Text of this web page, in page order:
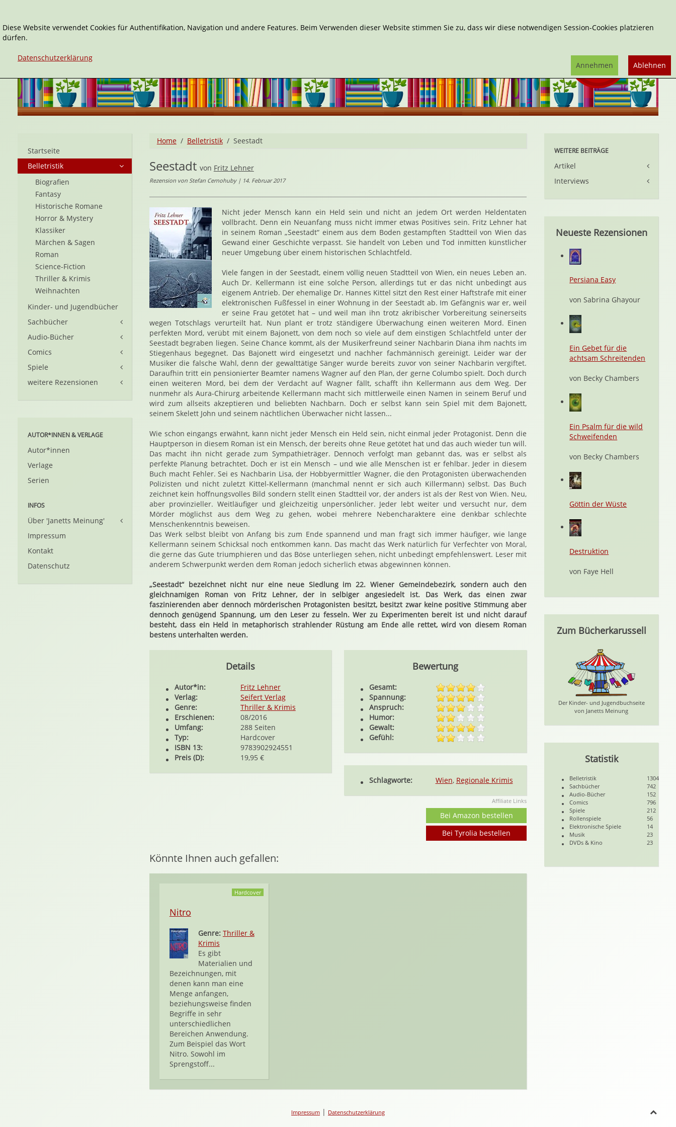
Home Belletristik Seestadt
Seestadt von Fritz Lehner
Rezension von Stefan Cernohuby | 14. Februar 2017
Nicht jeder Mensch kann ein Held sein und nicht an jedem Ort werden Heldentaten
vollbracht. Denn ein Neuanfang muss nicht immer etwas Positives sein. Fritz Lehner hat
in seinem Roman „Seestadt“ einem aus dem Boden gestampften Stadtteil von Wien das
Gewand einer Geschichte verpasst. Sie handelt von Leben und Tod inmitten künstlicher
neuer Umgebung über einem historischen Schlachtfeld.
Viele fangen in der Seestadt, einem völlig neuen Stadtteil von Wien, ein neues Leben an.
Auch Dr. Kellermann ist eine solche Person, allerdings tut er das nicht unbedingt aus
eigenem Antrieb. Der ehemalige Dr. Hannes Kittel sitzt den Rest einer Haftstrafe mit einer
elektronischen Fußfessel in einer Wohnung in der Seestadt ab. Im Gefängnis war er, weil
er seine Frau getötet hat – und weil man ihn trotz akribischer Vorbereitung seinerseits
wegen Totschlags verurteilt hat. Nun plant er trotz ständigere Überwachung einen weiteren Mord. Einen
perfekten Mord, verübt mit einem Bajonett, von dem noch so viele auf dem einstigen Schlachtfeld unter der
Seestadt begraben liegen. Seine Chance kommt, als der Musikerfreund seiner Nachbarin Diana ihm nachts im
Stiegenhaus begegnet. Das Bajonett wird eingesetzt und nachher fachmännisch gereinigt. Leider war der
Musiker die falsche Wahl, denn der gewalttätige Sänger wurde bereits zuvor von seiner Nachbarin vergiftet.
Daraufhin tritt ein pensionierter Beamter namens Wagner auf den Plan, der gerne Columbo spielt. Doch durch
einen weiteren Mord, bei dem der Verdacht auf Wagner fällt, schafft ihn Kellermann aus dem Weg. Der
nunmehr als Aura-Chirurg arbeitende Kellermann macht sich mittlerweile einen Namen in seinem Beruf und
wird zum allseits akzeptieren und beliebten Nachbarn. Doch er selbst kann sein Spiel mit dem Bajonett,
seinem Skelett John und seinem nächtlichen Überwacher nicht lassen...
Wie schon eingangs erwähnt, kann nicht jeder Mensch ein Held sein, nicht einmal jeder Protagonist. Denn die
Hauptperson in diesem Roman ist ein Mensch, der bereits ohne Reue getötet hat und das auch wieder tun will.
Das macht ihn nicht gerade zum Sympathieträger. Dennoch verfolgt man gebannt das, was er selbst als
perfekte Planung betrachtet. Doch er ist ein Mensch – und wie alle Menschen ist er fehlbar. Jeder in diesem
Buch macht Fehler. Sei es Nachbarin Lisa, der Hobbyermittler Wagner, die den Protagonisten überwachenden
Polizisten und nicht zuletzt Kittel-Kellermann (manchmal nennt er sich auch Killermann) selbst. Das Buch
zeichnet kein hoffnungsvolles Bild sondern stellt einen Stadtteil vor, der anders ist als der Rest von Wien. Neu,
aber provinzieller. Weitläufiger und gleichzeitig unpersönlicher. Jeder lebt weiter und versucht nur, dem
Mörder möglichst aus dem Weg zu gehen, wobei mehrere Nebencharaktere eine denkbar schlechte
Menschenkenntnis beweisen.
Das Werk selbst bleibt von Anfang bis zum Ende spannend und man fragt sich immer häufiger, wie lange
Kellermann seinem Schicksal noch entkommen kann. Das macht das Werk natürlich für Verfechter von Moral,
die gerne das Gute triumphieren und das Böse unterliegen sehen, nicht unbedingt empfehlenswert. Leser mit
anderem Schwerpunkt werden dem Roman jedoch sicherlich etwas abgewinnen können.
„Seestadt“ bezeichnet nicht nur eine neue Siedlung im 22. Wiener Gemeindebezirk, sondern auch den
gleichnamigen Roman von Fritz Lehner, der in selbiger angesiedelt ist. Das Werk, das einen zwar
faszinierenden aber dennoch mörderischen Protagonisten besitzt, besitzt zwar keine positive Stimmung aber
dennoch genügend Spannung, um den Leser zu fesseln. Wer zu Experimenten bereit ist und nicht darauf
besteht, dass ein Held in metaphorisch strahlender Rüstung am Ende alle rettet, wird von diesem Roman
bestens unterhalten werden.
Details
Autor*in:
Fritz Lehner
Verlag:
Seifert Verlag
Genre:
Thriller & Krimis
Erschienen:
08/2016
Umfang:
288 Seiten
Typ:
Hardcover
ISBN 13:
9783902924551
Preis (D):
19,95 €
Bewertung
Gesamt:
Spannung:
Anspruch:
Humor:
Gewalt:
Gefühl:
Schlagworte: Wien, Regionale Krimis
Affiliate Links
Bei Amazon bestellen
Bei Tyrolia bestellen
Könnte Ihnen auch gefallen:
Hardcover
Nitro
Genre: Thriller &
Krimis
Es gibt
Materialien und
Bezeichnungen, mit
denen kann man eine
Menge anfangen,
beziehungsweise finden
Begriffe in sehr
unterschiedlichen
Bereichen Anwendung.
Zum Beispiel das Wort
Nitro. Sowohl im
Sprengstoff...
Startseite
Belletristik
Biografien
Fantasy
Historische Romane
Horror & Mystery
Klassiker
Märchen & Sagen
Roman
Science-Fiction
Thriller & Krimis
Weihnachten
Kinder- und Jugendbücher
Sachbücher
Audio-Bücher
Comics
Spiele
weitere Rezensionen
AUTOR*INNEN & VERLAGE
Autor*innen
Verlage
Serien
INFOS
Über 'Janetts Meinung'
Impressum
Kontakt
Datenschutz
WEITERE BEITRÄGE
Artikel
Interviews
Neueste Rezensionen
Persiana Easy
von Sabrina Ghayour
Ein Gebet für die
achtsam Schreitenden
von Becky Chambers
Ein Psalm für die wild
Schweifenden
von Becky Chambers
Göttin der Wüste
Destruktion
von Faye Hell
Zum Bücherkarussell
Der Kinder- und Jugendbuchseite
von Janetts Meinung
Statistik
Belletristik
1304
Sachbücher
742
Audio-Bücher
152
Comics
796
Spiele
212
Rollenspiele
56
Elektronische Spiele
14
Musik
23
DVDs & Kino
23
Impressum | Datenschutzerklärung
Diese Website verwendet Cookies für Authentifikation, Navigation und andere Features. Beim Verwenden dieser Website stimmen Sie zu, dass wir diese notwendigen Session-Cookies platzieren
dürfen.
Datenschutzerklärung
Ablehnen
Annehmen